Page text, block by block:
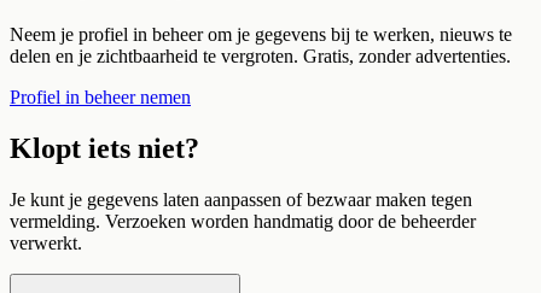
Neem je profiel in beheer om je gegevens bij te werken, nieuws te
delen en je zichtbaarheid te vergroten. Gratis, zonder advertenties.
Profiel in beheer nemen
Klopt iets niet?
Je kunt je gegevens laten aanpassen of bezwaar maken tegen
vermelding. Verzoeken worden handmatig door de beheerder
verwerkt.